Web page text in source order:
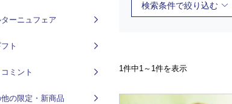
検索条件で絞り込む
1件中1～1件を表示
ーニュフェア
ト
ミント
の限定・新商品